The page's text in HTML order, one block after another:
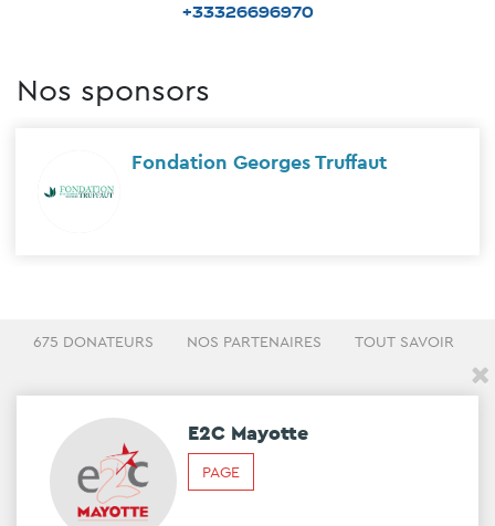
+33326696970
Nos sponsors
Fondation Georges Truffaut
675 DONATEURS NOS PARTENAIRES TOUT SAVOIR
E2C Mayotte
PAGE